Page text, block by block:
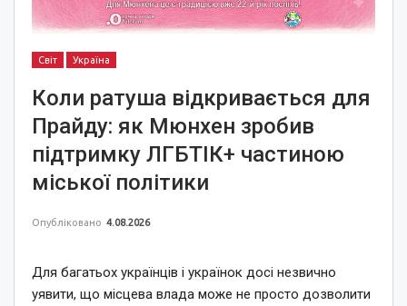
Світ Україна
Коли ратуша відкривається для
Прайду: як Мюнхен зробив
підтримку ЛГБТІК+ частиною
міської політики
Опубліковано 4.08.2026
Для багатьох українців і українок досі незвично
уявити, що місцева влада може не просто дозволити